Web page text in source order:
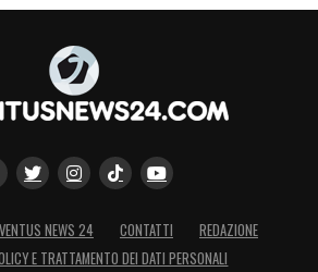
NEWS 24 CONTATTI
REDAZIONE
E TRATTAMENTO DEI DATI PERSONALI